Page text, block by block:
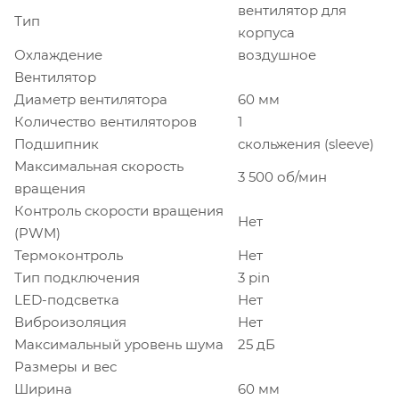
Тип
вентилятор для
корпуса
Охлаждение
воздушное
Вентилятор
Диаметр вентилятора
60 мм
Количество вентиляторов
1
Подшипник
скольжения (sleeve)
Максимальная скорость
вращения
3 500 об/мин
Контроль скорости вращения
(PWM)
Нет
Термоконтроль
Нет
Тип подключения
3 pin
LED-подсветка
Нет
Виброизоляция
Нет
Максимальный уровень шума
25 дБ
Размеры и вес
Ширина
60 мм